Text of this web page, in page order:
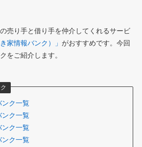
売り手と借り手を仲介してくれるサービ
家情報バンク）」 がおすすめです。今回
をご紹介します。
ンク一覧
ンク一覧
ンク一覧
ンク一覧